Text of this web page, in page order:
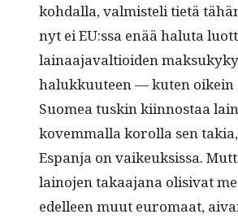
kohdal­la, valmis­teli tietä
nyt ei EU:ssa enää halu­ta
lainaa­javal­tioiden
halukku­u­teen — kuten oikein
Suomea tuskin kiin­nos­taa
kovem­mal­la korol­la sen
Espan­ja on vaikeuk­sis­sa.
lain­o­jen takaa­jana oli­si­vat
edelleen muut euro­maat,